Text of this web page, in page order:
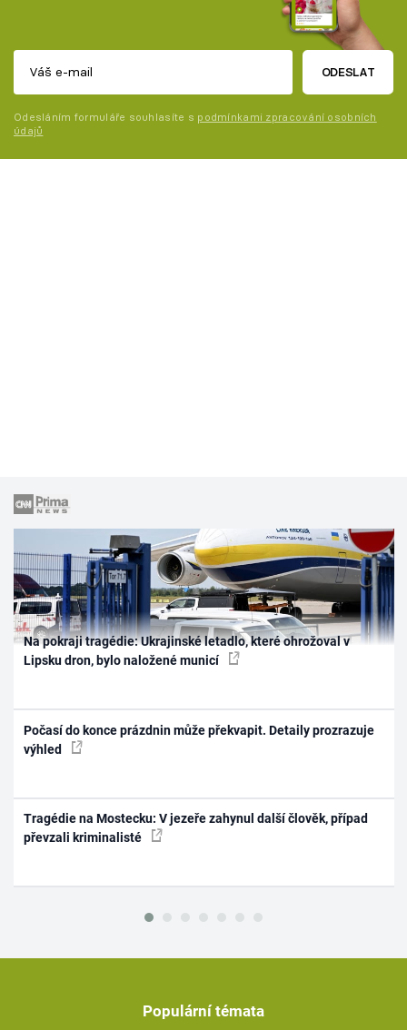
ODESLAT
Odesláním formuláře souhlasíte s podmínkami zpracování osobních
údajů
Na pokraji tragédie: Ukrajinské letadlo, které ohrožoval v
Lipsku dron, bylo naložené municí
Počasí do konce prázdnin může překvapit. Detaily prozrazuje
výhled
Tragédie na Mostecku: V jezeře zahynul další člověk, případ
převzali kriminalisté
Populární témata